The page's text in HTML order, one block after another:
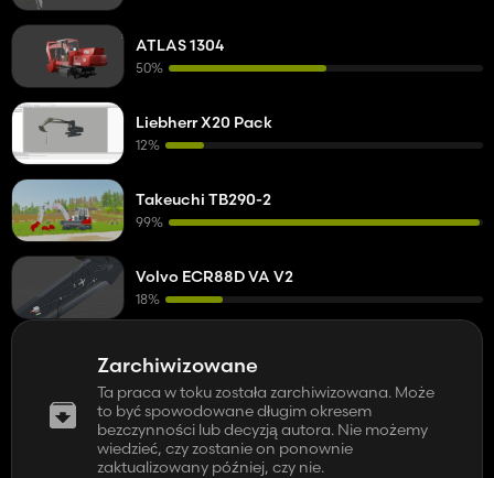
Zarchiwizowane
Ta praca w toku została zarchiwizowana. Może
to być spowodowane długim okresem
bezczynności lub decyzją autora. Nie możemy
wiedzieć, czy zostanie on ponownie
zaktualizowany później, czy nie.
ATLAS 1304
50%
Liebherr X20 Pack
12%
Takeuchi TB290-2
99%
Volvo ECR88D VA V2
18%